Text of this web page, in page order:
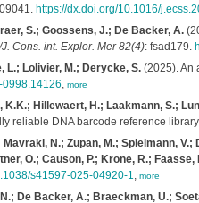
https://dx.doi.org/10.1016/
S.; Goossens, J.; De Backer, A.
Cons. int. Explor. Mer 82(4): fsad179.
L.; Lolivier, M.; Derycke, S.(2025). An
0998.14126, more
Hillewaert, H.; Laakmann, S.;
reliable DNA barcode reference
N.; Zupan, M.; Spielmann,
O.; Causon, P.; Krone, R.; Faasse,
s41597-025-04920-1, more
De Backer, A.; Braeckman, U.;